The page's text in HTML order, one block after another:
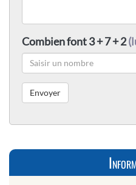
Combien font 3 + 7 + 2